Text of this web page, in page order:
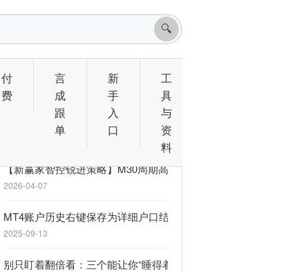
🔍
付
费
言
成
跟
单
新
手
入
口
工
具
与
资
料
【新赢家智控锐进策略】M30周期高胜率一单一结，自适应行
2026-04-07
MT4账户历史右键保存为详细户口结单分两行显示的解决方案
2025-09-13
别只盯着翻倍看：三个能让你“睡得着觉”的 MQL5 信号